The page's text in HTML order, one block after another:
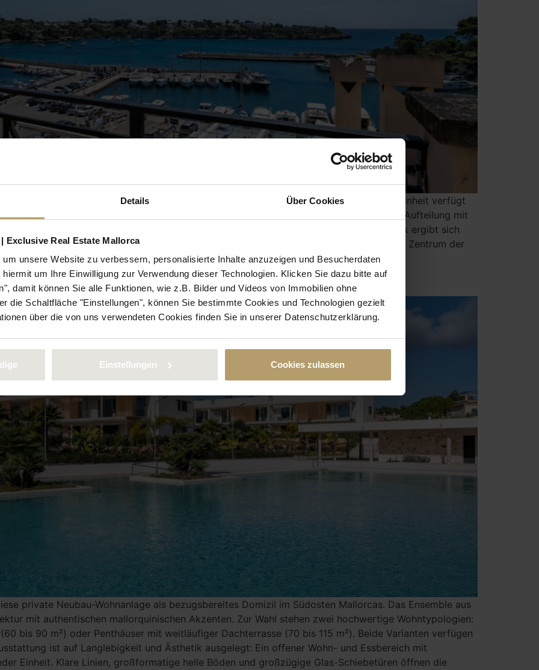
Details Über Cookies
Exclusive Real Estate Mallorca
unsere Website zu verbessern, personalisierte Inhalte anzuzeigen und Besucherdaten
um Ihre Einwilligung zur Verwendung dieser Technologien. Klicken Sie dazu bitte auf
damit können Sie alle Funktionen, wie z.B. Bilder und Videos von Immobilien ohne
die Schaltfläche "Einstellungen", können Sie bestimmte Cookies und Technologien gezielt
über die von uns verwendeten Cookies finden Sie in unserer Datenschutzerklärung.
Einstellungen Cookies zulassen
gelegen, bietet diese Wohnung eine freie Sicht über den Hafen bis zum Meer. Die Einheit verfügt
nach außen verlängert und eine ungestörte Sicht auf das Wasser ermöglicht. Die Aufteilung mit
funktional auf das Leben am Meer ausgerichtet. Durch die Lage im obersten Stockwerk ergibt sich
den Hafen hinweg. Der offene Wohnbereich lässt viel Licht in die Räume und bildet das Zentrum der
eine Küche ergänzt werden.
ODER DACHTERRASSE
private Neubau-Wohnanlage als bezugsbereites Domizil im Südosten Mallorcas. Das Ensemble aus
mit authentischen mallorquinischen Akzenten. Zur Wahl stehen zwei hochwertige Wohntypologien:
bis 90 m²) oder Penthäuser mit weitläufiger Dachterrasse (70 bis 115 m²). Beide Varianten verfügen
ist auf Langlebigkeit und Ästhetik ausgelegt: Ein offener Wohn- und Essbereich mit
Einheit. Klare Linien, großformatige helle Böden und großzügige Glas-Schiebetüren öffnen die